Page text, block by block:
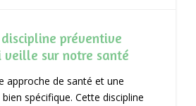
préventive
veille sur notre santé
approche de santé et une
spécifique. Cette discipline